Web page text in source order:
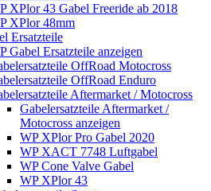
XPlor 43 Gabel Freeride ab 2018
XPlor 48mm
Ersatzteile
Gabel Ersatzteile anzeigen
OffRoad Motocross
OffRoad Enduro
Aftermarket / Motocross
Gabelersatzteile Aftermarket /
Motocross anzeigen
WP XPlor Pro Gabel 2020
WP XACT 7748 Luftgabel
WP Cone Valve Gabel
WP XPlor 43